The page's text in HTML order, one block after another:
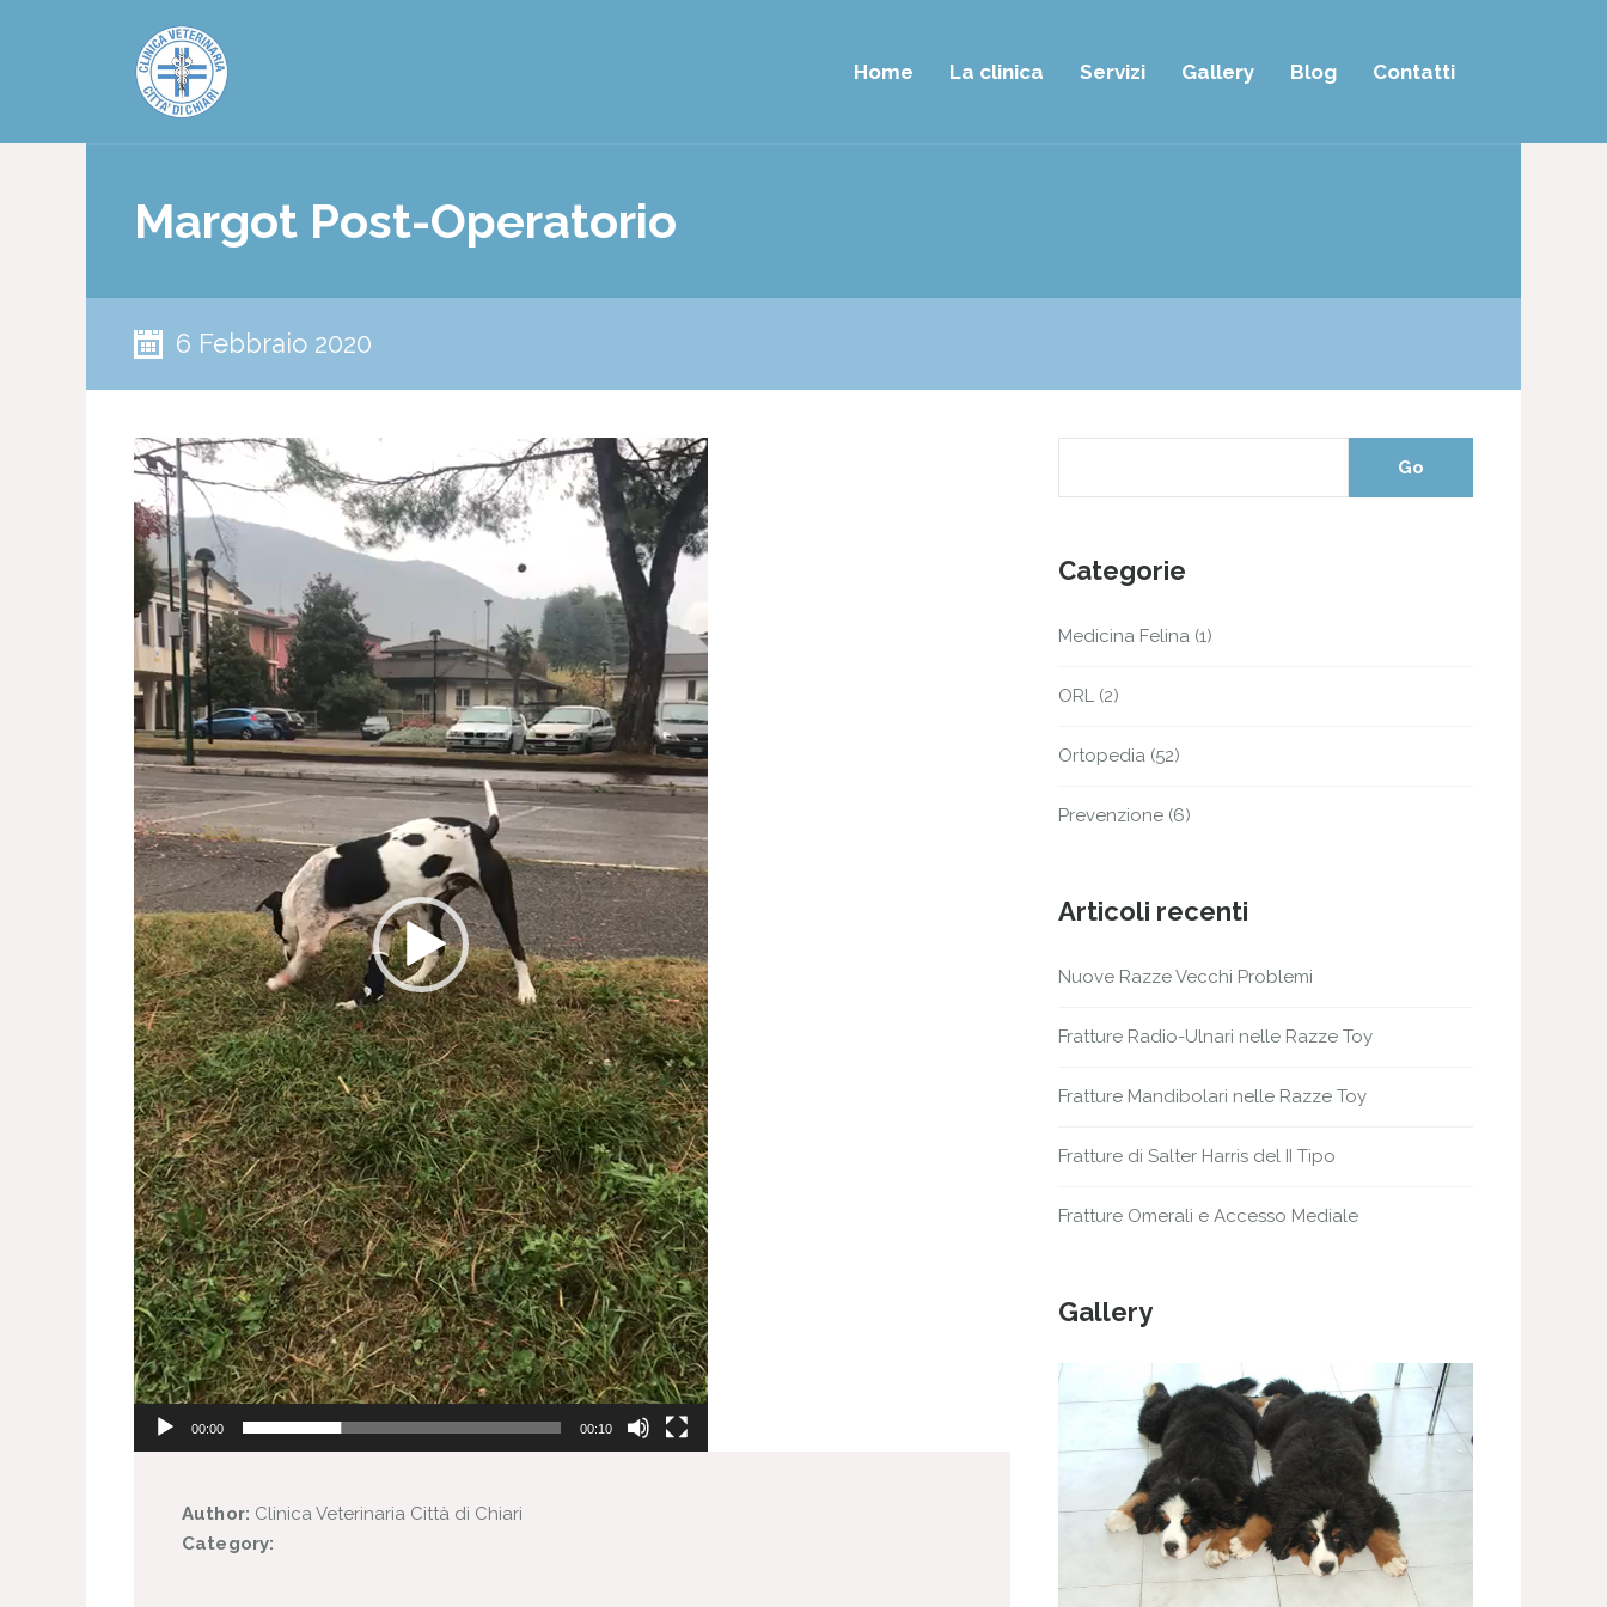
Home La clinica Servizi Gallery Blog Contatti
Margot Post-Operatorio
6 Febbraio 2020
Video
Player
00:00 00:10
Author: Clinica Veterinaria Città di Chiari
Category:
Categorie
Medicina Felina (1)
ORL (2)
Ortopedia (52)
Prevenzione (6)
Articoli recenti
Nuove Razze Vecchi Problemi
Fratture Radio-Ulnari nelle Razze Toy
Fratture Mandibolari nelle Razze Toy
Fratture di Salter Harris del II Tipo
Fratture Omerali e Accesso Mediale
Gallery